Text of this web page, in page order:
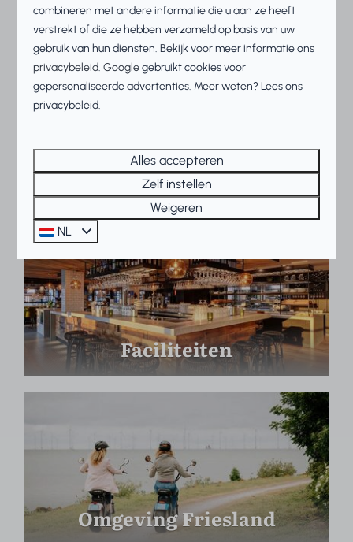
Wil je profiteren van het succes van Beach Resorts
Makkum? Meld je dan nu aan als affiliate
viaTradeTracker. Of wil je meer informatie over het
affiliate programma, heb je vragen of ben je op zoek
naar geschikt beeldmateriaal? Neem dan contact op
Meld je aan voor het affiliate programma
Faciliteiten
Omgeving Friesland
combineren met andere informatie die u aan ze heeft
verstrekt of die ze hebben verzameld op basis van uw
gebruik van hun diensten. Bekijk voor meer informatie ons
privacybeleid.Googlegebruikt cookies voor
gepersonaliseerde advertenties. Meer weten? Lees ons
privacybeleid.
Alles accepteren
Zelf instellen
Weigeren
NL